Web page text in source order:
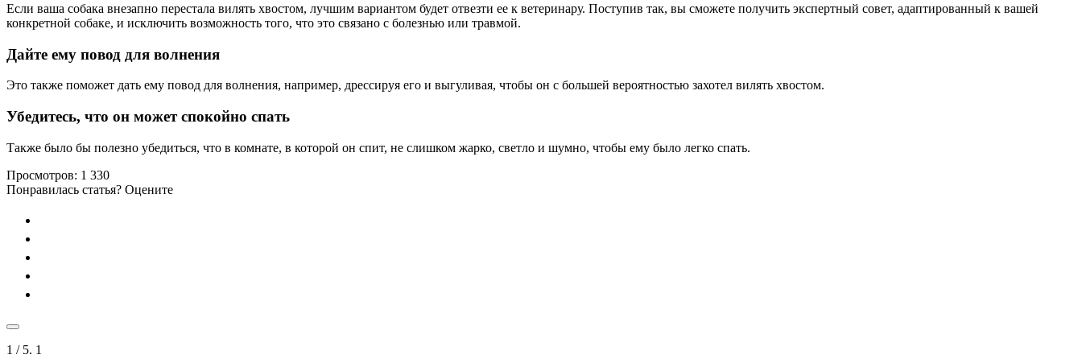
Если ваша собака внезапно перестала вилять хвостом, лучшим вариантом будет отвезти ее к ветеринару. Поступив так, вы сможете получить экспертный совет, адаптированный к вашей
конкретной собаке, и исключить возможность того, что это связано с болезнью или травмой.
Дайте ему повод для волнения
Это также поможет дать ему повод для волнения, например, дрессируя его и выгуливая, чтобы он с большей вероятностью захотел вилять хвостом.
Убедитесь, что он может спокойно спать
Также было бы полезно убедиться, что в комнате, в которой он спит, не слишком жарко, светло и шумно, чтобы ему было легко спать.
Просмотров: 1 330
Понравилась статья? Оцените
1 / 5. 1